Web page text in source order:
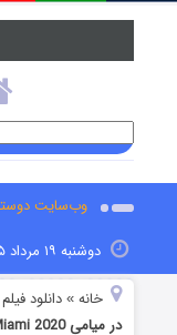
وب‌سایت
دوشنبه ۱۹ مرداد ۱۴۰۵
خانه »دانلود
در میامی One Night in Miami 2020